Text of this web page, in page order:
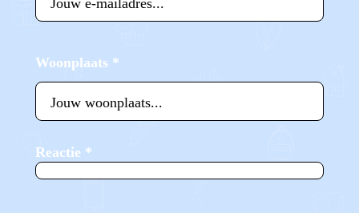
Woonplaats *
Reactie *